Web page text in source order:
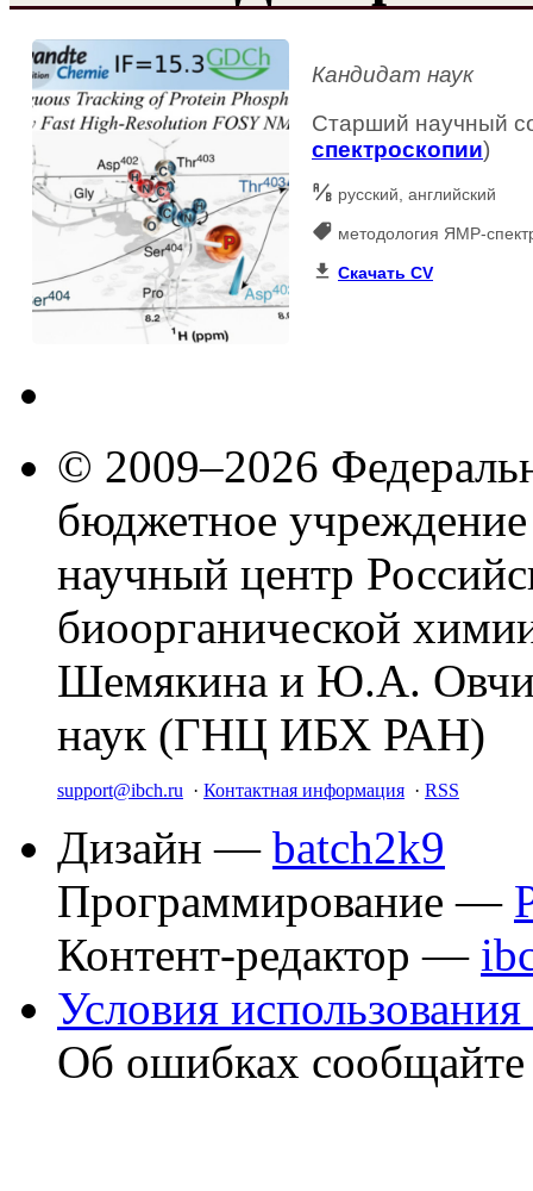
Кандидат наук
Старший научный
спектроскопии)
русский, английский
методология ЯМР-
Скачать CV
© 2009–2026
бюджетное
научный центр
биоорганической
Шемякина и Ю.А.
наук (ГНЦ ИБХ РАН)
support@ibch.ru · Контактная информация · RSS
Дизайн — batch2k9
Программирование —
Контент-редактор —
Условия использования
Об ошибках